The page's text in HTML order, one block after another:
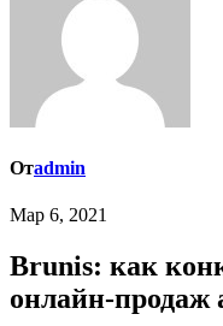
Отadmin
Мар 6, 2021
Brunis: как
онлайн-продаж